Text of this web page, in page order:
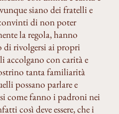
siano dei fratelli e
di non poter
la regola, hanno
rivolgersi ai propri
con carità e
tanta familiarità
possano parlare e
come fanno i padroni nei
così deve essere, che i